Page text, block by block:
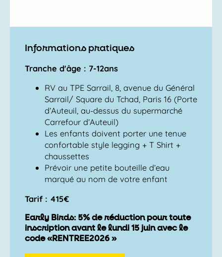
Informations pratiques
Tranche d'âge : 7-12ans
RV au TPE Sarrail, 8, avenue du Général
Sarrail/ Square du Tchad, Paris 16 (Porte
d’Auteuil, au-dessus du supermarché
Carrefour d’Auteuil)
Les enfants doivent porter une tenue
confortable style legging + T Shirt +
chaussettes
Prévoir une petite bouteille d’eau
marqué au nom de votre enfant
Tarif : 415€
Early Birds: 5% de réduction pour toute
inscription avant le lundi 15 juin avec le
code «RENTREE2026 »